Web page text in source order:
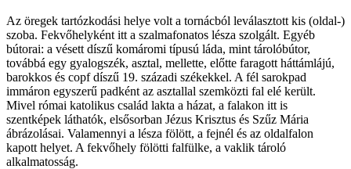
Az öregek tartózkodási helye volt a tornácból leválasztott kis (oldal-)
szoba. Fekvőhelyként itt a szalmafonatos lésza szolgált. Egyéb
bútorai: a vésett díszű komáromi típusú láda, mint tárolóbútor,
továbbá egy gyalogszék, asztal, mellette, előtte faragott háttámlájú,
barokkos és copf díszű 19. századi székekkel. A fél sarokpad
immáron egyszerű padként az asztallal szemközti fal elé került.
Mivel római katolikus család lakta a házat, a falakon itt is
szentképek láthatók, elsősorban Jézus Krisztus és Szűz Mária
ábrázolásai. Valamennyi a lésza fölött, a fejnél és az oldalfalon
kapott helyet. A fekvőhely fölötti falfülke, a vaklik tároló
alkalmatosság.